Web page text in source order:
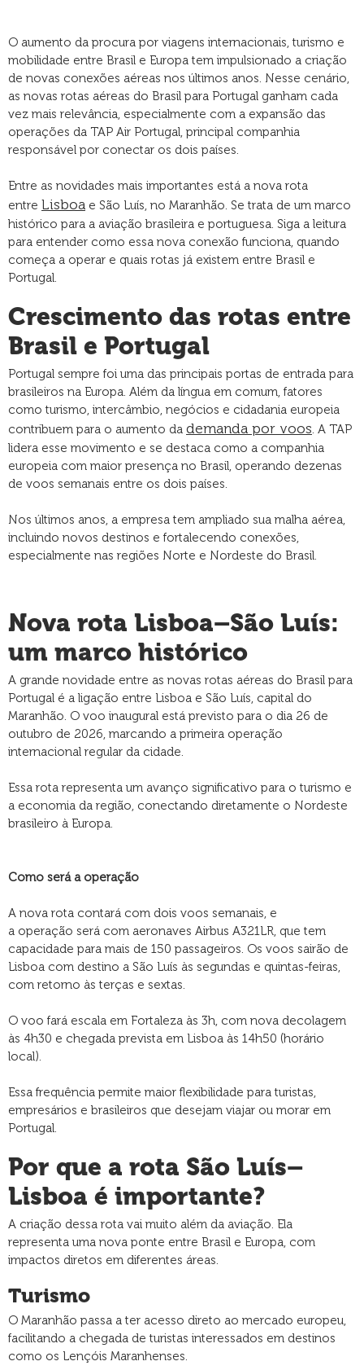
O aumento da procura por viagens internacionais, turismo e
mobilidade entre Brasil e Europa tem impulsionado a criação
de novas conexões aéreas nos últimos anos. Nesse cenário,
as novas rotas aéreas do Brasil para Portugal ganham cada
vez mais relevância, especialmente com a expansão das
operações da TAP Air Portugal, principal companhia
responsável por conectar os dois países.
Entre as novidades mais importantes está a nova rota
entre Lisboa e São Luís, no Maranhão. Se trata de um marco
histórico para a aviação brasileira e portuguesa. Siga a leitura
para entender como essa nova conexão funciona, quando
começa a operar e quais rotas já existem entre Brasil e
Portugal.
Crescimento das rotas entre
Brasil e Portugal
Portugal sempre foi uma das principais portas de entrada para
brasileiros na Europa. Além da língua em comum, fatores
como turismo, intercâmbio, negócios e cidadania europeia
contribuem para o aumento da demanda por voos. A TAP
lidera esse movimento e se destaca como a companhia
europeia com maior presença no Brasil, operando dezenas
de voos semanais entre os dois países.
Nos últimos anos, a empresa tem ampliado sua malha aérea,
incluindo novos destinos e fortalecendo conexões,
especialmente nas regiões Norte e Nordeste do Brasil.
Nova rota Lisboa–São Luís:
um marco histórico
A grande novidade entre as novas rotas aéreas do Brasil para
Portugal é a ligação entre Lisboa e São Luís, capital do
Maranhão. O voo inaugural está previsto para o dia 26 de
outubro de 2026, marcando a primeira operação
internacional regular da cidade.
Essa rota representa um avanço significativo para o turismo e
a economia da região, conectando diretamente o Nordeste
brasileiro à Europa.
Como será a operação
A nova rota contará com dois voos semanais, e
a operação será com aeronaves Airbus A321LR, que tem
capacidade para mais de 150 passageiros. Os voos sairão de
Lisboa com destino a São Luís às segundas e quintas-feiras,
com retorno às terças e sextas.
O voo fará escala em Fortaleza às 3h, com nova decolagem
às 4h30 e chegada prevista em Lisboa às 14h50 (horário
local).
Essa frequência permite maior flexibilidade para turistas,
empresários e brasileiros que desejam viajar ou morar em
Portugal.
Por que a rota São Luís–
Lisboa é importante?
A criação dessa rota vai muito além da aviação. Ela
representa uma nova ponte entre Brasil e Europa, com
impactos diretos em diferentes áreas.
Turismo
O Maranhão passa a ter acesso direto ao mercado europeu,
facilitando a chegada de turistas interessados em destinos
como os Lençóis Maranhenses.